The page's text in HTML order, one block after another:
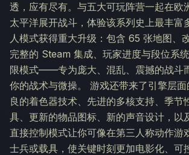
透，应有尽有。与五大可玩阵营一起在欧
太平洋展开战斗，体验该系列史上最丰富
人模式获得重大升级：包含 65 张地图、
完整的 Steam 集成、玩家进度与段位系
限模式——专为庞大、混乱、震撼的战斗
你的战术与微操。 游戏还带来了引擎层
良的着色器技术、先进的多核支持、季节
具、更新的物品图标、新的声音设计，以
直接控制模式让你可像在第三人称动作游
士兵或载具，使关键时刻更加电影化、可